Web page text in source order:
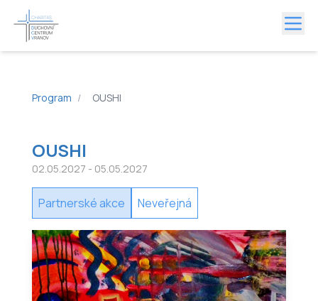
Program / OUSHI
OUSHI
02.05.2027 - 05.05.2027
Partnerské akce Neveřejná